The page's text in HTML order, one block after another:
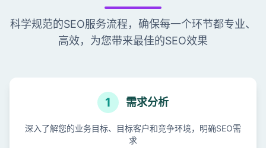
科学规范的SEO服务流程，确保每一个环节都专业、
高效，为您带来最佳的SEO效果
1 需求分析
深入了解您的业务目标、目标客户和竞争环境，明确SEO需
求